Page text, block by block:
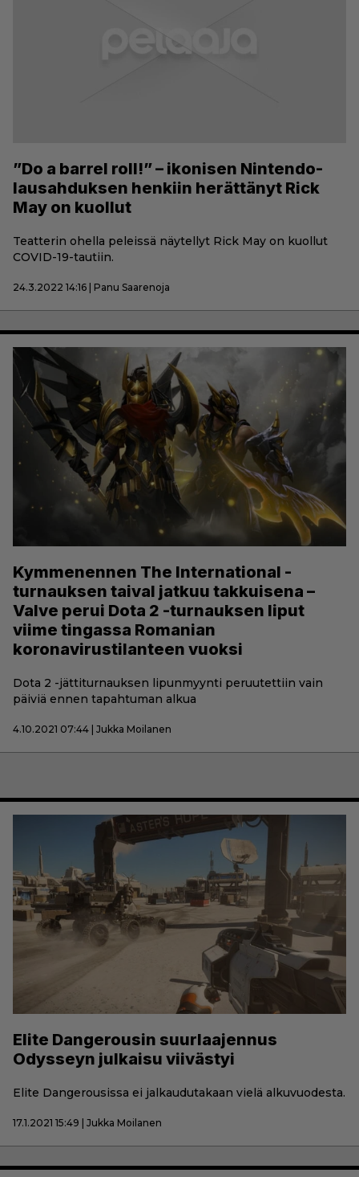
”Do a barrel roll!” – ikonisen Nintendo-
lausahduksen henkiin herättänyt Rick
May on kuollut
Teatterin ohella peleissä näytellyt Rick May on kuollut
COVID-19-tautiin.
24.3.2022 14:16 | Panu Saarenoja
Kymmenennen The International -
turnauksen taival jatkuu takkuisena –
Valve perui Dota 2 -turnauksen liput
viime tingassa Romanian
koronavirustilanteen vuoksi
Dota 2 -jättiturnauksen lipunmyynti peruutettiin vain
päiviä ennen tapahtuman alkua
4.10.2021 07:44 | Jukka Moilanen
Elite Dangerousin suurlaajennus
Odysseyn julkaisu viivästyi
Elite Dangerousissa ei jalkaudutakaan vielä alkuvuodesta.
17.1.2021 15:49 | Jukka Moilanen